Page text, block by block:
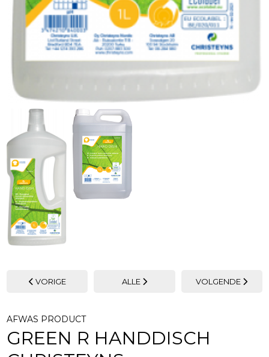
VORIGE ALLE VOLGENDE
AFWAS PRODUCT
GREEN R HANDDISCH